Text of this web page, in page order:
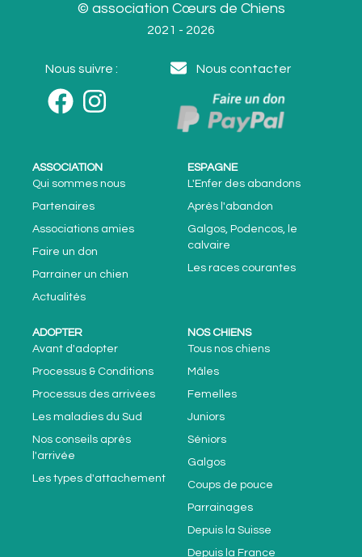
© association Cœurs de Chiens
2021 - 2026
Nous suivre : Nous contacter
ASSOCIATION
Qui sommes nous
Partenaires
Associations amies
Faire un don
Parrainer un chien
Actualités
ESPAGNE
L'Enfer des abandons
Après l'abandon
Galgos, Podencos, le
calvaire
Les races courantes
ADOPTER
Avant d'adopter
Processus & Conditions
Processus des arrivées
Les maladies du Sud
Nos conseils après
l'arrivée
Les types d'attachement
NOS CHIENS
Tous nos chiens
Mâles
Femelles
Juniors
Séniors
Galgos
Coups de pouce
Parrainages
Depuis la Suisse
Depuis la France